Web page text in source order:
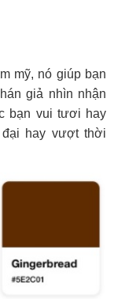
mỹ, nó giúp bạn
giả nhìn nhận
bạn vui tươi hay
đại hay vượt thời